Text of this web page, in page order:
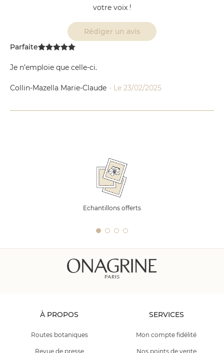
votre voix !
Rédiger un avis
Parfaite
Je n’emploie que celle-ci.
Collin-Mazella Marie-Claude - Le 23/02/2025
Echantillons offerts
À PROPOS
Routes botaniques
Revue de presse
SERVICES
Mon compte fidélité
Nos points de vente